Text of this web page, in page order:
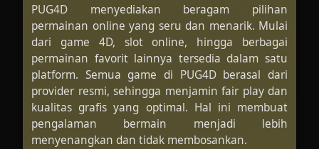
PUG4D menyediakan beragam pilihan
permainan online yang seru dan menarik. Mulai
dari game 4D, slot online, hingga berbagai
permainan favorit lainnya tersedia dalam satu
platform. Semua game di PUG4D berasal dari
provider resmi, sehingga menjamin fair play dan
kualitas grafis yang optimal. Hal ini membuat
pengalaman bermain menjadi lebih
menyenangkan dan tidak membosankan.